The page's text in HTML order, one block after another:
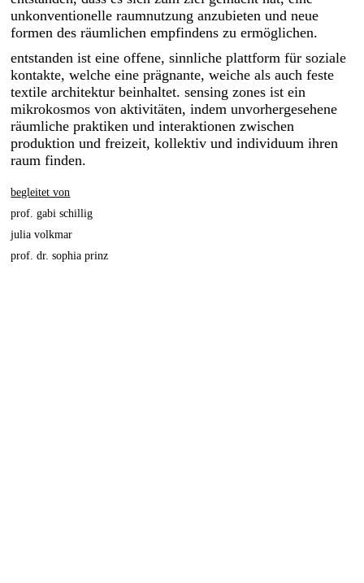
about
students
network
unkonventionelle raumnutzung anzubieten und neue
formen des räumlichen empfindens zu ermöglichen.
entstanden ist eine offene, sinnliche plattform für soziale
kontakte, welche eine prägnante, weiche als auch feste
textile architektur beinhaltet. sensing zones ist ein
mikrokosmos von aktivitäten, indem unvorhergesehene
räumliche praktiken und interaktionen zwischen
produktion und freizeit, kollektiv und individuum ihren
raum finden.
begleitet von
prof. gabi schillig
julia volkmar
prof. dr. sophia prinz